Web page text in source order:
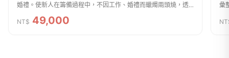
婚禮。使新人在籌備過程中，不因工作、婚禮而蠟燭兩頭燒，透
過專業協助感到安心可靠。1. 婚顧與新人&親自前往雙方家中與主
婚人溝通流程細項。2 . 規劃婚禮...
NT$ 49,000
彙
播